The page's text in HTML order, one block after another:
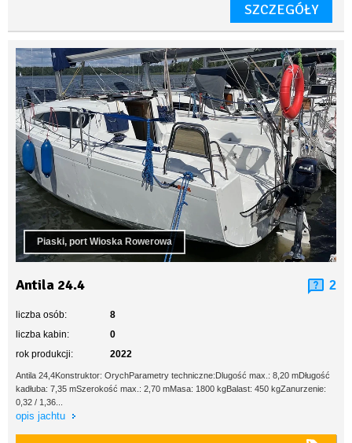
SZCZEGÓŁY
Piaski, port Wioska Rowerowa
Antila 24.4 2
liczba osób:
8
liczba kabin:
0
rok produkcji:
2022
Antila 24,4Konstruktor: OrychParametry techniczne:Dlugość max.: 8,20 mDługość
kadłuba: 7,35 mSzerokość max.: 2,70 mMasa: 1800 kgBalast: 450 kgZanurzenie:
0,32 / 1,36...
opis jachtu